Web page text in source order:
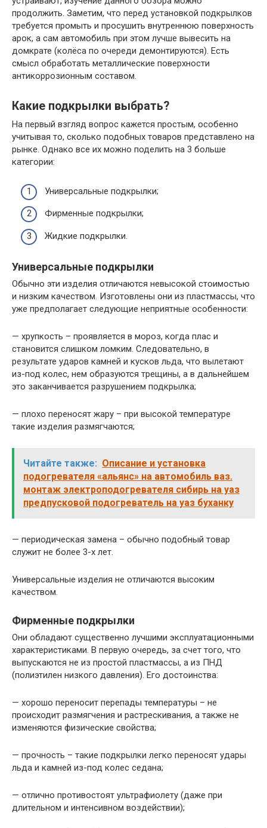
продолжить. Заметим, что перед установкой подкрылков
требуется промыть и просушить внутреннюю поверхность
арок, а сам автомобиль при этом лучше вывесить на
домкрате (колёса по очереди демонтируются). Есть
смысл обработать металлические поверхности
антикоррозионным составом.
Какие подкрылки выбрать?
На первый взгляд вопрос кажется простым, особенно
учитывая то, сколько подобных товаров представлено на
рынке. Однако все их можно поделить на 3 больше
категории:
Универсальные подкрылки;
Фирменные подкрылки;
Жидкие подкрылки.
Универсальные подкрылки
Обычно эти изделия отличаются невысокой стоимостью
и низким качеством. Изготовлены они из пластмассы, что
уже предполагает следующие неприятные особенности:
— хрупкость – проявляется в мороз, когда плас и
становится слишком ломким. Следовательно, в
результате ударов камней и кусков льда, что вылетают
из-под колес, нем образуются трещины, а в дальнейшем
это заканчивается разрушением подкрылка;
— плохо переносят жару – при высокой температуре
такие изделия размягчаются;
Читайте также: Описание и установка
подогревателя «альянс» на автомобиль ваз.
монтаж электроподогревателя сибирь на уаз
предпусковой подогреватель на уаз буханку
— периодическая замена – обычно подобный товар
служит не более 3-х лет.
Универсальные изделия не отличаются высоким
качеством.
Фирменные подкрылки
Они обладают существенно лучшими эксплуатационными
характеристиками. В первую очередь, за счет того, что
выпускаются не из простой пластмассы, а из ПНД
(полиэтилен низкого давления). Его достоинства:
— хорошо переносит перепады температуры – не
происходит размягчения и растрескивания, а также не
изменяются физические свойства;
— прочность – такие подкрылки легко переносят удары
льда и камней из-под колес седана;
— отлично противостоят ультрафиолету (даже при
длительном и интенсивном воздействии);